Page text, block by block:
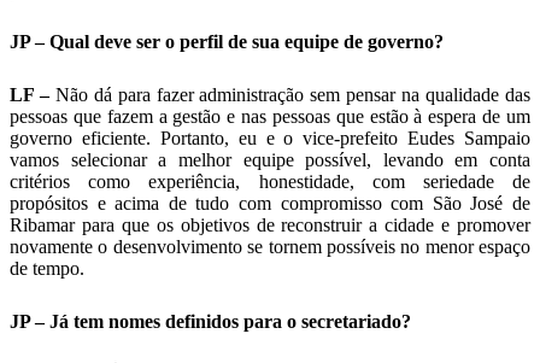
JP – Qual deve ser o perfil de sua equipe de governo?
LF –Não dá para fazer administração sem pensar na qualidade das
pessoas que fazem a gestão e nas pessoas que estão à espera de um
governo eficiente. Portanto, eu e o vice-prefeito Eudes Sampaio
vamos selecionar a melhor equipe possível, levando em conta
critérios como experiência, honestidade, com seriedade de
propósitos e acima de tudo com compromisso com São José de
Ribamar para que os objetivos de reconstruir a cidade e promover
novamente o desenvolvimento se tornem possíveis no menor espaço
de tempo.
JP – Já tem nomes definidos para o secretariado?